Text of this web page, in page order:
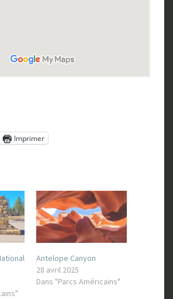
Imprimer
Antelope Canyon
28 avril 2025
Dans "Parcs Américains"